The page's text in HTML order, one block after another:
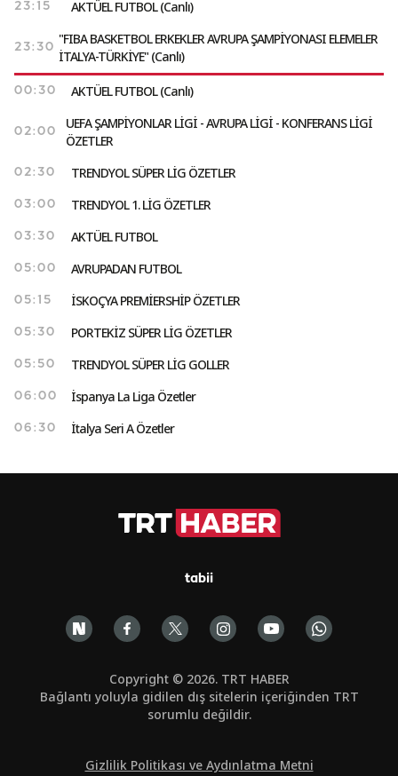
23:15 AKTÜEL FUTBOL (Canlı)
23:30
"FIBA BASKETBOL ERKEKLER AVRUPA ŞAMPİYONASI ELEMELER
İTALYA-TÜRKİYE" (Canlı)
00:30 AKTÜEL FUTBOL (Canlı)
02:00
UEFA ŞAMPİYONLAR LİGİ - AVRUPA LİGİ - KONFERANS LİGİ
ÖZETLER
02:30 TRENDYOL SÜPER LİG ÖZETLER
03:00 TRENDYOL 1. LİG ÖZETLER
03:30 AKTÜEL FUTBOL
05:00 AVRUPADAN FUTBOL
05:15 İSKOÇYA PREMİERSHİP ÖZETLER
05:30 PORTEKİZ SÜPER LİG ÖZETLER
05:50 TRENDYOL SÜPER LİG GOLLER
06:00 İspanya La Liga Özetler
06:30 İtalya Seri A Özetler
tabii
Copyright © 2026. TRT HABER
Bağlantı yoluyla gidilen dış sitelerin içeriğinden TRT
sorumlu değildir.
Gizlilik Politikası ve Aydınlatma Metni